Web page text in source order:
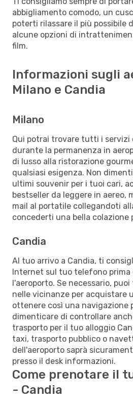
abbigliamento comodo, un
poterti rilassare il più possibile
alcune opzioni di
film.
Informazioni sugli
Milano e Candia
Milano
Qui potrai trovare tutti i servizi
durante la permanenza in
di lusso alla ristorazione
qualsiasi esigenza. Non
ultimi souvenir per i tuoi cari,
bestseller da leggere in aereo,
mail al portatile collegandoti
concederti una bella colazione
Candia
Al tuo arrivo a Candia, ti
Internet sul tuo telefono prima
l'aeroporto. Se necessario,
nelle vicinanze per acquistare
ottenere così una navigazione
dimenticare di controllare
trasporto per il tuo alloggio
taxi, trasporto pubblico o
dell'aeroporto saprà
presso il desk informazioni.
Come prenotare il
- Candia